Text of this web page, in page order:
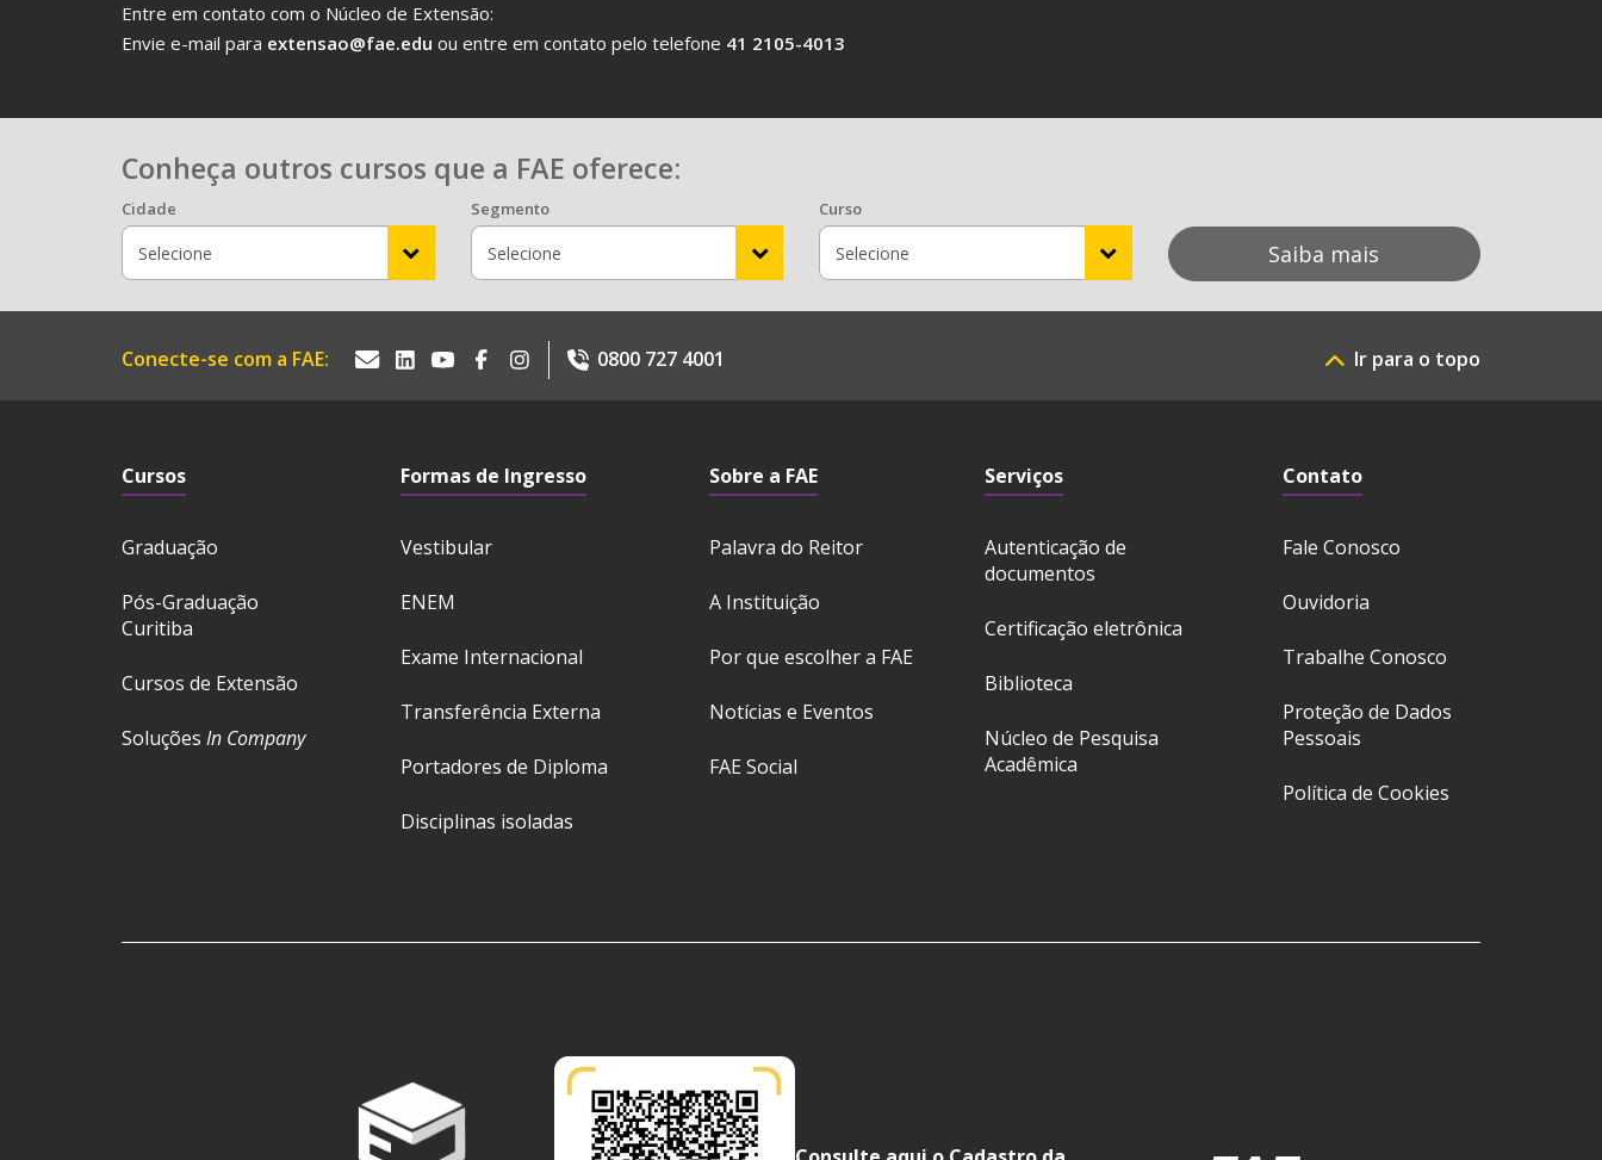
Entre em contato com o Núcleo de Extensão:
Envie e-mail para extensao@fae.edu ou entre em contato pelo telefone 41 2105-4013
Conheça outros cursos que a FAE oferece:
Cidade Segmento Curso
Saiba mais
Conecte-se com a FAE: 0800 727 4001 Ir para o topo
Cursos
Graduação
Pós-Graduação
Curitiba
Cursos de Extensão
Soluções In Company
Formas de Ingresso
Vestibular
ENEM
Exame Internacional
Transferência Externa
Portadores de Diploma
Disciplinas isoladas
Sobre a FAE
Palavra do Reitor
A Instituição
Por que escolher a FAE
Notícias e Eventos
FAE Social
Serviços
Autenticação de
documentos
Certificação eletrônica
Biblioteca
Núcleo de Pesquisa
Acadêmica
Contato
Fale Conosco
Ouvidoria
Trabalhe Conosco
Proteção de Dados
Pessoais
Política de Cookies